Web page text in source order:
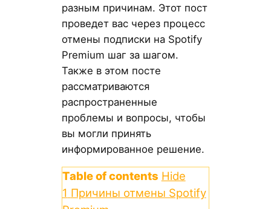
разным причинам. Этот пост
проведет вас через процесс
отмены подписки на Spotify
Premium шаг за шагом.
Также в этом посте
рассматриваются
распространенные
проблемы и вопросы, чтобы
вы могли принять
информированное решение.
Table of contents Hide
1 Причины отмены Spotify